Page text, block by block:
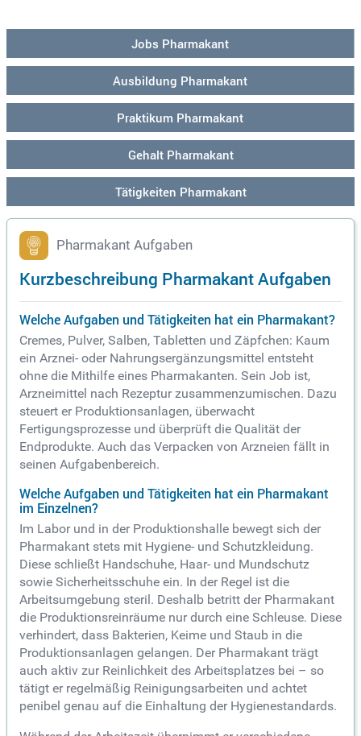
ötigen, um sich zu bewerben.Jobs Pharmakant
Ausbildung Pharmakant
Praktikum Pharmakant
Gehalt Pharmakant
Tätigkeiten Pharmakant
Pharmakant Aufgaben
Kurzbeschreibung Pharmakant Aufgaben
Welche Aufgaben und Tätigkeiten hat ein Pharmakant?
Cremes, Pulver, Salben, Tabletten und Zäpfchen: Kaum
ein Arznei- oder Nahrungsergänzungsmittel entsteht
ohne die Mithilfe eines Pharmakanten. Sein Job ist,
Arzneimittel nach Rezeptur zusammenzumischen. Dazu
steuert er Produktionsanlagen, überwacht
Fertigungsprozesse und überprüft die Qualität der
Endprodukte. Auch das Verpacken von Arzneien fällt in
seinen Aufgabenbereich.
Welche Aufgaben und Tätigkeiten hat ein Pharmakant
im Einzelnen?
Im Labor und in der Produktionshalle bewegt sich der
Pharmakant stets mit Hygiene- und Schutzkleidung.
Diese schließt Handschuhe, Haar- und Mundschutz
sowie Sicherheitsschuhe ein. In der Regel ist die
Arbeitsumgebung steril. Deshalb betritt der Pharmakant
die Produktionsreinräume nur durch eine Schleuse. Diese
verhindert, dass Bakterien, Keime und Staub in die
Produktionsanlagen gelangen. Der Pharmakant trägt
auch aktiv zur Reinlichkeit des Arbeitsplatzes bei – so
tätigt er regelmäßig Reinigungsarbeiten und achtet
penibel genau auf die Einhaltung der Hygienestandards.